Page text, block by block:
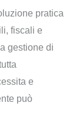
pratica
fiscali e
gestione di
e
può